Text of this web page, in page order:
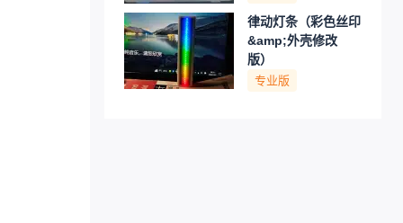
律动灯条（彩色丝印
&amp;外壳修改
版）
专业版